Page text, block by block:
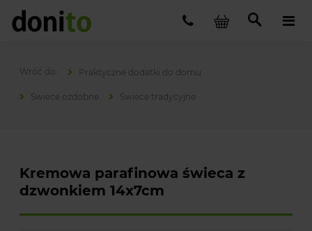
Praktyczne dodatki do domu
Świece ozdobne Świece tradycyjne
Kremowa parafinowa świeca z
dzwonkiem 14x7cm